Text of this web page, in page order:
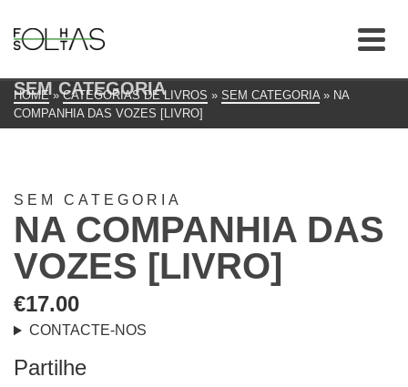
SEM CATEGORIA
HOME » CATEGORIAS DE LIVROS » SEM CATEGORIA » NA
COMPANHIA DAS VOZES [LIVRO]
SEM CATEGORIA
NA COMPANHIA DAS
VOZES [LIVRO]
€17.00
CONTACTE-NOS
Partilhe